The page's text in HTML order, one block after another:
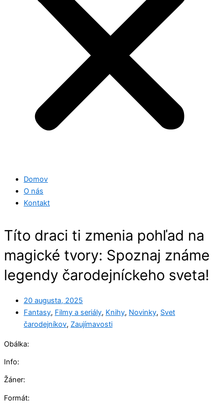
Domov
O nás
Kontakt
Títo draci ti zmenia pohľad na
magické tvory: Spoznaj známe
legendy čarodejníckeho sveta!
20 augusta, 2025
Fantasy, Filmy a seriály, Knihy, Novinky, Svet
čarodejníkov, Zaujímavosti
Obálka:
Info:
Žáner:
Formát: